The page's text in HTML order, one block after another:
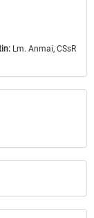
Lm. Anmai, CSsR